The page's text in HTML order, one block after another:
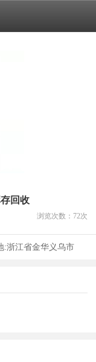
回收
浏览次数： 72次
:浙江省金华义乌市